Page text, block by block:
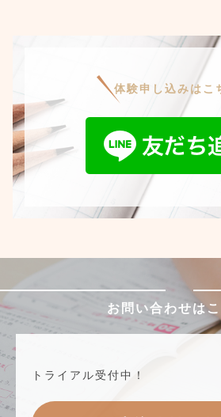
体験申し込みはこ
お問い合わせは
トライアル受付中！